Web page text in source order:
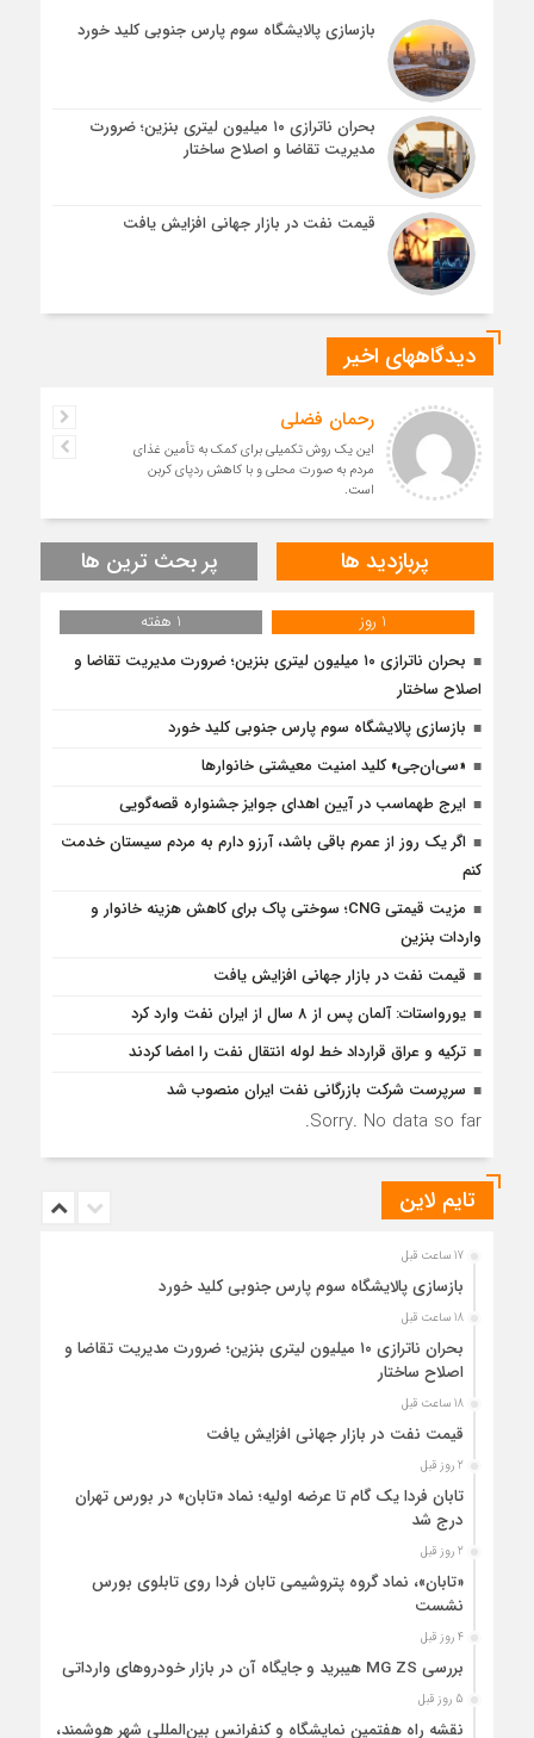
بازسازی پالایشگاه سوم پارس جنوبی کلید خورد
بحران ناترازی ۱۰ میلیون لیتری بنزین؛ ضرورت
مدیریت تقاضا و اصلاح ساختار
قیمت نفت در بازار جهانی افزایش یافت
دیدگاههای اخیر
رحمان فضلی
این یک روش تکمیلی برای کمک به تأمین غذای
مردم به صورت محلی و با کاهش ردپای کربن
است.
پربازدید ها پر بحث ترین ها
1 روز
1 هفته
بحران ناترازی ۱۰ میلیون لیتری بنزین؛ ضرورت مدیریت تقاضا و
اصلاح ساختار
بازسازی پالایشگاه سوم پارس جنوبی کلید خورد
«سی‌ان‌جی» کلید امنیت معیشتی خانوارها
ایرج طهماسب در آیین اهدای جوایز جشنواره قصه‌گویی
اگر یک روز از عمرم باقی باشد، آرزو دارم به مردم سیستان خدمت
کنم
مزیت قیمتی CNG؛ سوختی پاک برای کاهش هزینه خانوار و
واردات بنزین
قیمت نفت در بازار جهانی افزایش یافت
یورواستات: آلمان پس از 8 سال از ایران نفت وارد کرد
ترکیه و عراق قرارداد خط لوله انتقال نفت را امضا کردند
سرپرست شرکت بازرگانی نفت ایران منصوب شد
Sorry. No data so far.
تایم لاین
17 ساعت قبل
بازسازی پالایشگاه سوم پارس جنوبی کلید خورد
18 ساعت قبل
بحران ناترازی ۱۰ میلیون لیتری بنزین؛ ضرورت مدیریت تقاضا و
اصلاح ساختار
18 ساعت قبل
قیمت نفت در بازار جهانی افزایش یافت
2 روز قبل
تابان فردا یک گام تا عرضه اولیه؛ نماد «تابان» در بورس تهران
درج شد
2 روز قبل
«تابان»، نماد گروه پتروشیمی تابان فردا روی تابلوی بورس
نشست
4 روز قبل
بررسی MG ZS هیبرید و جایگاه آن در بازار خودروهای وارداتی
5 روز قبل
نقشه راه هفتمین نمایشگاه و کنفرانس بین‌المللی شهر هوشمند،